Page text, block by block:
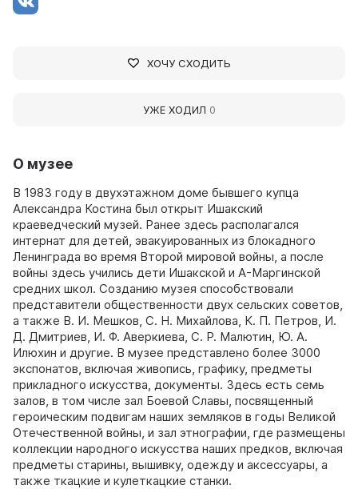
О музее
В 1983 году в двухэтажном доме бывшего купца
Александра Костина был открыт Ишакский
краеведческий музей. Ранее здесь располагался
интернат для детей, эвакуированных из блокадного
Ленинграда во время Второй мировой войны, а после
войны здесь учились дети Ишакской и А-Маргинской
средних школ. Созданию музея способствовали
представители общественности двух сельских советов,
а также В. И. Мешков, С. Н. Михайлова, К. П. Петров, И.
Д. Дмитриев, И. Ф. Аверкиева, С. Р. Малютин, Ю. А.
Илюхин и другие. В музее представлено более 3000
экспонатов, включая живопись, графику, предметы
прикладного искусства, документы. Здесь есть семь
залов, в том числе зал Боевой Славы, посвященный
героическим подвигам наших земляков в годы Великой
Отечественной войны, и зал этнографии, где размещены
коллекции народного искусства наших предков, включая
предметы старины, вышивку, одежду и аксессуары, а
также ткацкие и кулеткацкие станки.
ХОЧУ СХОДИТЬ
УЖЕ ХОДИЛ 0